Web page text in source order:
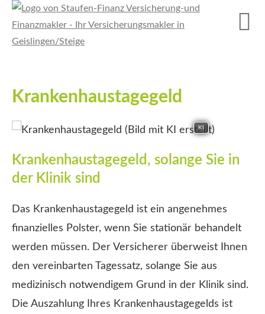
Krankenhaustagegeld
KI
Krankenhaustagegeld, solange Sie in
der Klinik sind
Das Krankenhaustagegeld ist ein angenehmes
finanzielles Polster, wenn Sie stationär behandelt
werden müssen. Der Versicherer überweist Ihnen
den vereinbarten Tagessatz, solange Sie aus
medizinisch notwendigem Grund in der Klinik sind.
Die Auszahlung Ihres Krankenhaustagegelds ist